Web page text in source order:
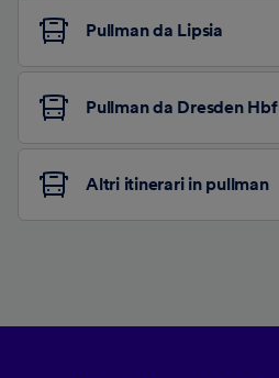
Pullman da Lipsia
Pullman da Dresden Hbf
Altri itinerari in pullman